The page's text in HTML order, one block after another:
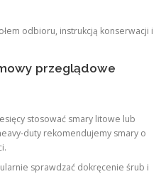
odbioru, instrukcją konserwacji i
przeglądowe
stosować smary litowe lub
rekomendujemy smary o
sprawdzać dokręcenie śrub i